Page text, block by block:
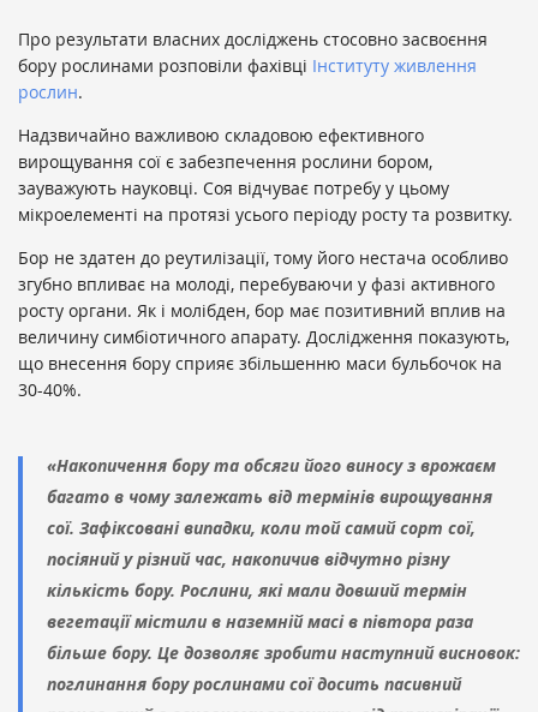
Про результати власних досліджень стосовно засвоєння
бору рослинами розповіли фахівці Інституту живлення
рослин.
Надзвичайно важливою складовою ефективного
вирощування сої є забезпечення рослини бором,
зауважують науковці. Соя відчуває потребу у цьому
мікроелементі на протязі усього періоду росту та розвитку.
Бор не здатен до реутилізації, тому його нестача особливо
згубно впливає на молоді, перебуваючи у фазі активного
росту органи. Як і молібден, бор має позитивний вплив на
величину симбіотичного апарату. Дослідження показують,
що внесення бору сприяє збільшенню маси бульбочок на
30-40%.
«Накопичення бору та обсяги його виносу з врожаєм
багато в чому залежать від термінів вирощування
сої. Зафіксовані випадки, коли той самий сорт сої,
посіяний у різний час, накопичив відчутно різну
кількість бору. Рослини, які мали довший термін
вегетації містили в наземній масі в півтора раза
більше бору. Це дозволяє зробити наступний висновок:
поглинання бору рослинами сої досить пасивний